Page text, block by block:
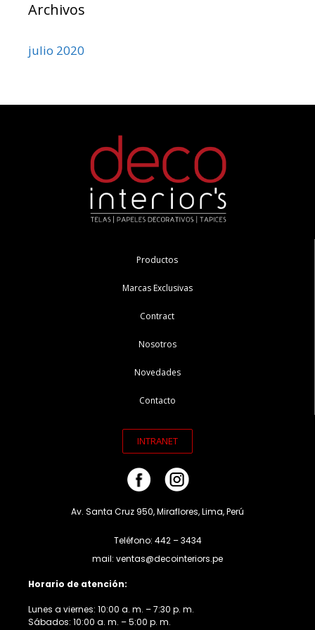
Archivos
julio 2020
Productos
Marcas Exclusivas
Contract
Nosotros
Novedades
Contacto
INTRANET
Av. Santa Cruz 950, Miraflores, Lima, Perú
Teléfono: 442 – 3434
mail: ventas@decointeriors.pe
Horario de atención:
Lunes a viernes: 10:00 a. m. – 7:30 p. m.
Sábados: 10:00 a. m. – 5:00 p. m.